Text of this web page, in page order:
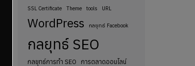
SSL Certificate Theme tools URL
WordPress กลยุทธ์ Facebook
กลยุทธ์ SEO
กลยุทธ์การทำ SEO การตลาดออนไลน์